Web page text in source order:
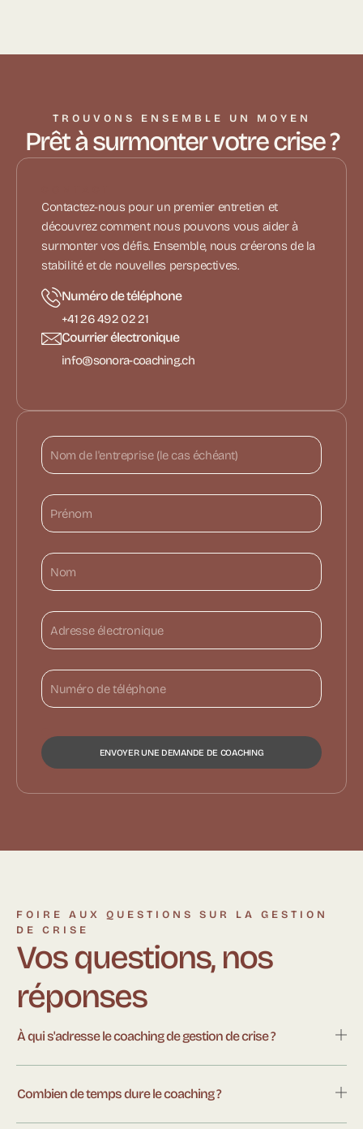
TROUVONS ENSEMBLE UN MOYEN
Prêt à surmonter votre crise ?
Contactez-nous pour un premier entretien et
découvrez comment nous pouvons vous aider à
surmonter vos défis. Ensemble, nous créerons de la
stabilité et de nouvelles perspectives.
Numéro de téléphone
+41 26 492 02 21
Courrier électronique
info@sonora-coaching.ch
ENVOYER UNE DEMANDE DE COACHING
FOIRE AUX QUESTIONS SUR LA GESTION
DE CRISE
Vos questions, nos
réponses
À qui s'adresse le coaching de gestion de crise ?
Combien de temps dure le coaching ?